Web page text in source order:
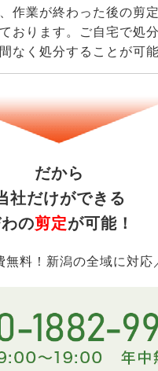
作業が終わった後の剪
おります。ご自宅で処
なく処分することが可能
だから
社だけができる
の剪定が可能！
無料！新潟の全域に対応